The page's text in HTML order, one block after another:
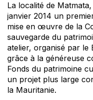
La localité de
janvier 2014 un
mise en œuvre de la
sauvegarde du
atelier, organisé par le
grâce à la généreuse
Fonds du patrimoine
un projet plus large
la Mauritanie.